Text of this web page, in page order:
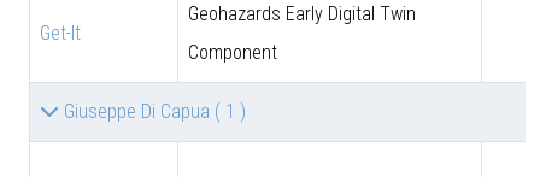
Get-It
Geohazards Early Digital Twin
Component
Giuseppe Di Capua ( 1 )